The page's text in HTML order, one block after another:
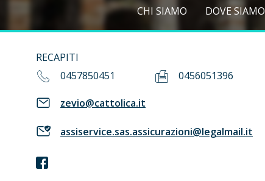
CHI SIAMO DOVE SIAMO
RECAPITI
0457850451
0456051396
zevio@cattolica.it
assiservice.sas.assicurazioni@legalmail.it